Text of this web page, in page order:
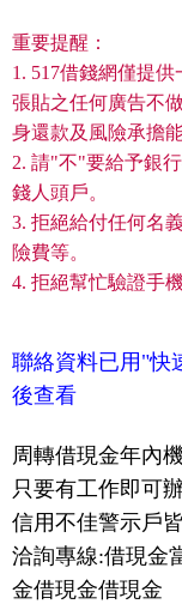
重要提醒：
1. 517借錢網僅提
張貼之任何廣告不
身還款及風險承擔
2. 請"不"要給予銀
錢人頭戶。
3. 拒絕給付任何名
險費等。
4. 拒絕幫忙驗證手
聯絡資料已用"快
後查看
周轉借現金年內
只要有工作即可
信用不佳警示戶
洽詢專線:借現金
金借現金借現金